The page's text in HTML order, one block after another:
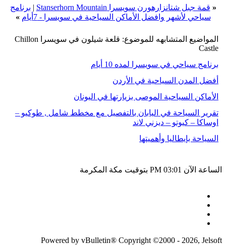
« قمة جبل شتانزارهورن سويسرا Stanserhorn Mountain | برنامج
سياحي لأشهر وافضل الأماكن السياحية في سويسرا - 7أيام
»
المواضيع المتشابهه للموضوع: قلعة شيلون في سويسرا Chillon
Castle
برنامج سياحي في سويسرا لمده 10 أيام
أفضل المدن السياحية في الأردن
الأماكن السياحية الموصى بزيارتها في اليونان
تقرير السياحة في اليابان بالتفصيل مع مخطط شامل , طوكيو –
اوساكا – كيوتو – ديزني لاند
السياحة بإيطاليا وأهميتها
الساعة الآن 03:01 PM بتوقيت مكة المكرمة
Powered by vBulletin® Copyright ©2000 - 2026, Jelsoft